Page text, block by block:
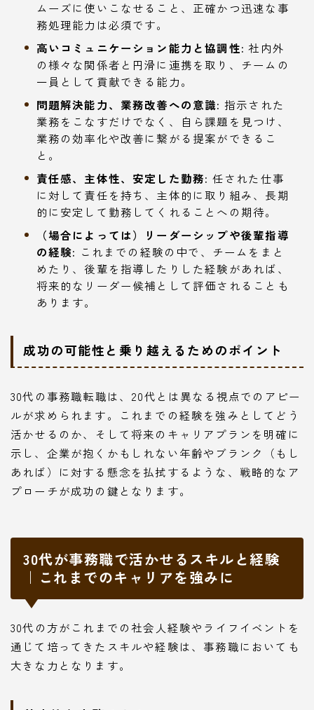
ムーズに使いこなせること、正確かつ迅速な事
務処理能力は必須です。
高いコミュニケーション能力と協調性: 社内外
の様々な関係者と円滑に連携を取り、チームの
一員として貢献できる能力。
問題解決能力、業務改善への意識: 指示された
業務をこなすだけでなく、自ら課題を見つけ、
業務の効率化や改善に繋がる提案ができるこ
と。
責任感、主体性、安定した勤務: 任された仕事
に対して責任を持ち、主体的に取り組み、長期
的に安定して勤務してくれることへの期待。
（場合によっては）リーダーシップや後輩指導
の経験: これまでの経験の中で、チームをまと
めたり、後輩を指導したりした経験があれば、
将来的なリーダー候補として評価されることも
あります。
成功の可能性と乗り越えるためのポイント
30代の事務職転職は、20代とは異なる視点でのアピー
ルが求められます。これまでの経験を強みとしてどう
活かせるのか、そして将来のキャリアプランを明確に
示し、企業が抱くかもしれない年齢やブランク（もし
あれば）に対する懸念を払拭するような、戦略的なア
プローチが成功の鍵となります。
30代が事務職で活かせるスキルと経験
｜これまでのキャリアを強みに
30代の方がこれまでの社会人経験やライフイベントを
通じて培ってきたスキルや経験は、事務職においても
大きな力となります。